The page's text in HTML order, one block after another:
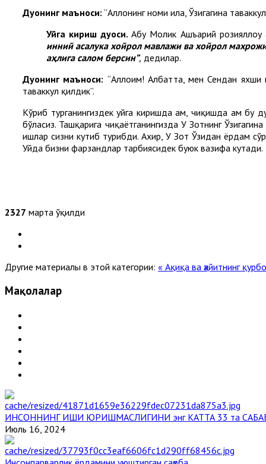
Дуонинг маъноси: “Аллоҳнинг номи ила, Ўзигагина
Уйга кириш дуоси.Абу Молик Ашъарий розияллоҳу
инний асалука хойрол мавлажи ва хойрол
аҳлига салом берсин”, дедилар.
Дуонинг маъноси: “Аллоҳим! Албатта, мен Сендан яхши
таваккул қилдик”.
Кўриб турганингиздек уйга киришда ҳам, чиқишда ҳам бу
бўласиз. Ташқарига чиқаётганингизда У Зотнинг
ишлар сизни кутиб турибди. Ахир, У Зот Ўзидан ёрдам
Уйда бизни фарзандлар тарбиясидек буюк вазифа кутади.
2327 марта ўқилди
Другие материалы в этой категории: « Ақиқа ва ҳайитнинг
Мақолалар
ИНСОННИНГ ИШИ ЮРИШМАСЛИГИНИ энг КАТТА 33 та
Июль 16, 2024